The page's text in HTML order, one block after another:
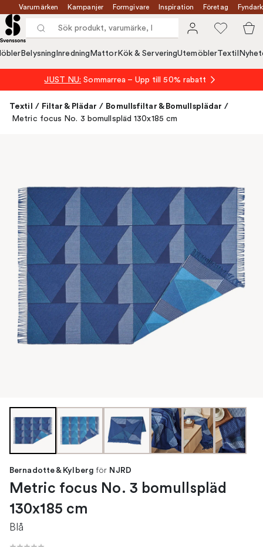
Varumärken Kampanjer Formgivare Inspiration Företag
Belysning Inredning MattorKök & ServeringUtemöblerTextil
JUST NU: Sommarrea – Upp till 50% rabatt
Textil / Filtar & Plädar / Bomullsfiltar & Bomullsplädar /
Metric focus No. 3 bomullspläd 130x185 cm
Bernadotte & Kylberg för NJRD
Metric focus No. 3 bomullspläd
130x185 cm
Blå